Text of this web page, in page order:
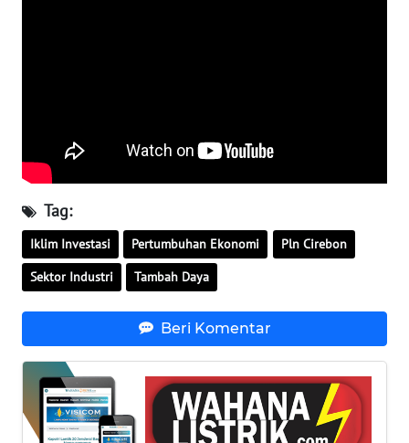
Tag:
Iklim Investasi Pertumbuhan Ekonomi Pln Cirebon
Sektor Industri Tambah Daya
Beri Komentar
SULBAR
WN
BABEL
WN
SUMBAR
WN
BENGKULU